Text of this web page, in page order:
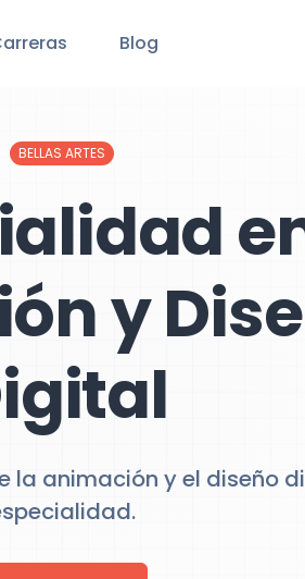
Blog
BELLAS ARTES
y
la animación y el diseño